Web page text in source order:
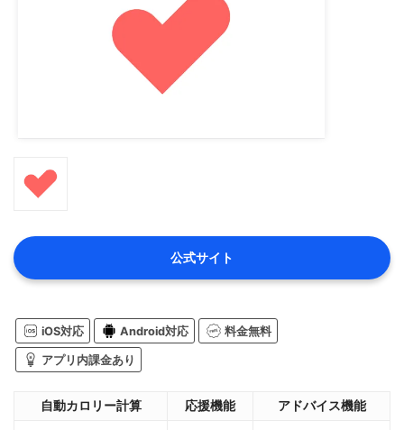
公式サイト
iOS対応 Android対応 料金無料
アプリ内課金あり
自動カロリー計算 応援機能 アドバイス機能